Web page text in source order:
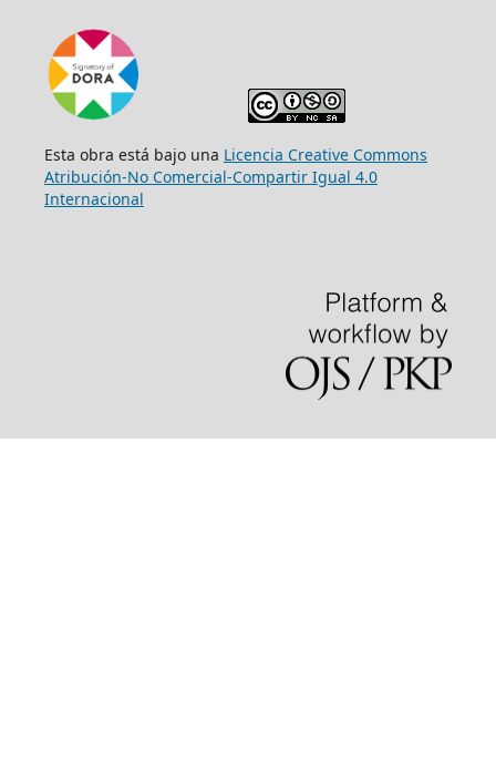
Esta obra está bajo una Licencia Creative Commons
Atribución-No Comercial-Compartir Igual 4.0
Internacional